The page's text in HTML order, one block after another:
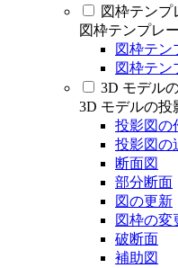
図枠テンプ
図枠テンプレ
図枠テン
図枠テン
3D モデル
3D モデルの投
投影図の
投影図の
断面図
部分断面
図の更新
図枠の変
破断面
補助図